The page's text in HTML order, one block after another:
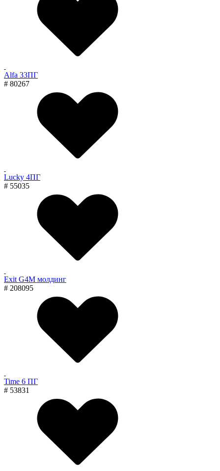
Alfa 33ПГ
# 80267
Lucky 4ПГ
# 55035
Exit G4M молдинг
# 208095
Time 6 ПГ
# 53831